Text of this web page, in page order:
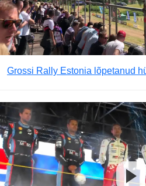
Grossi Rally Estonia lõpetanud